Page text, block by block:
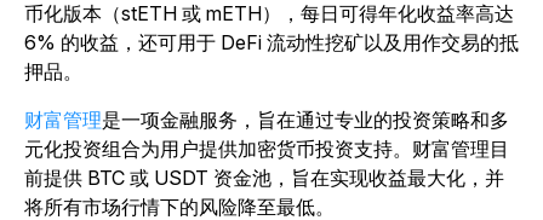
币化版本（stETH 或 mETH），每日可得年化收益率高达
6% 的收益，还可用于 DeFi 流动性挖矿以及用作交易的抵
押品。
财富管理是一项金融服务，旨在通过专业的投资策略和多
元化投资组合为用户提供加密货币投资支持。财富管理目
前提供 BTC 或 USDT 资金池，旨在实现收益最大化，并
将所有市场行情下的风险降至最低。